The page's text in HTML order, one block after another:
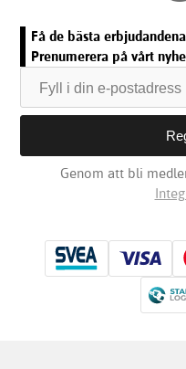
Få de bästa
Prenumerera på vårt
Genom att bli